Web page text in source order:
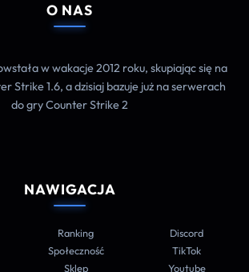
O NAS
w wakacje 2012 roku, skupiając się na
Strike 1.6, a dzisiaj bazuje już na serwerach
do gry Counter Strike 2
NAWIGACJA
Ranking
Społeczność
Sklep
Discord
TikTok
Youtube